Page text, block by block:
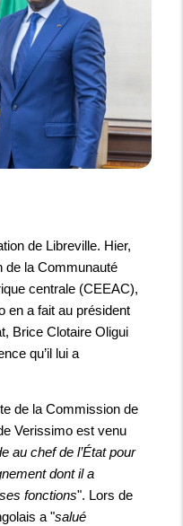
de Libreville. Hier,
de la Communauté
centrale (CEEAC),
en a fait au président
Brice Clotaire Oligui
qu’il lui a
de la Commission de
Verissimo est venu
au chef de l’État pour
dont il a
fonctions". Lors de
a "salué